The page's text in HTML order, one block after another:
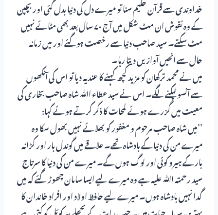
خداوندی سے قرآن حکیم سنا تو میرے دل کی دنیا بدل گئی اور بچپن
کے وہ نقوش ان مٹ شکل میں آج ۷۰ سال بعد بھی مٹائے نہیں
مٹ سکتے۔ سید صاحب دنیا سے رخصت ہوگئے اور میں زمانہ
حال سے انھیں آوازیں دیتا رہا۔
میں نے محمد ترکھان کو مزید کچھ کہنے کا عندیہ دیا تو اس کی آنکھوں
سے آنسو ٹپکنے لگے۔ اس نے سید عطاء اﷲ شاہ صاحب بخاری کی
معیت میں گزرے ہوئے لمحات کا ذکر کرتے ہوئے کہا:
’’میں شاہ صاحب مرحوم و مغفور کو بھلائے نہیں بھول سکا وہ
میرے من کی دنیا کے بادشاہ تھے۔ علاقے میں گوندل بار اور کڑانہ
بار کے ہیرو کوئی اور لوگ ہوں گے۔ میرے من کی دنیا کا سرتاج
سید رحمتہ اﷲ علیہ ہے وہ میرے لیے ایسا سامان چھوڑ گئے کہ میں
گدا نہیں بادشاہ ہوں۔ میرے لیے حافظ اولاد اور افراد خاندان کا